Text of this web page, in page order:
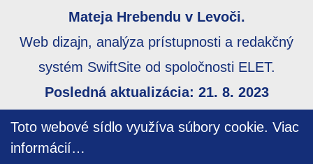
Mateja Hrebendu v Levoči.
Web dizajn, analýza prístupnosti a redakčný
systém SwiftSite od spoločnosti ELET.
Posledná aktualizácia: 21. 8. 2023
prístupnosti
Toto webové sídlo využíva súbory cookie. Viac
informácií…